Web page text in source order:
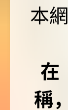
本
在
稱，